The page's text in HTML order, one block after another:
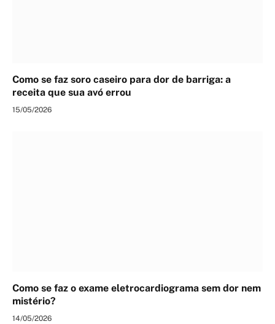
Como se faz soro caseiro para dor de barriga: a
receita que sua avó errou
15/05/2026
Como se faz o exame eletrocardiograma sem dor nem
mistério?
14/05/2026